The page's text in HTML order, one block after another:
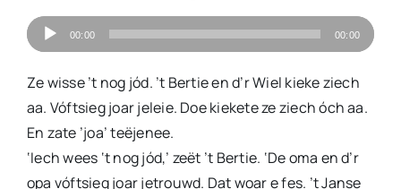
Audiospeler
00:00 00:00
Ze wisse ’t nog jód. ’t Bertie en d’r Wiel kieke ziech
aa. Vóftsieg joar jeleie. Doe kiekete ze ziech óch aa.
En zate ’joa’ teëjenee.
‘Iech wees ‘t nog jód,’ zeët ’t Bertie. ‘De oma en d’r
opa vóftsieg joar jetrouwd. Dat woar e fes. ’t Janse